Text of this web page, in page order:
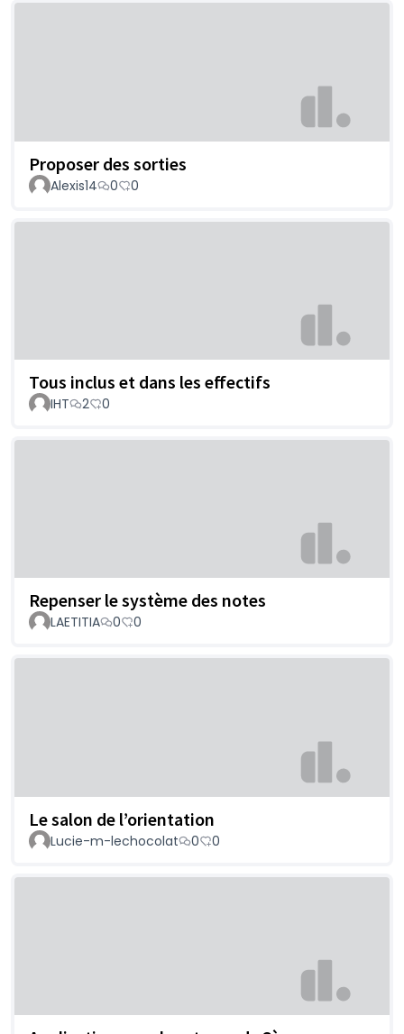
Proposer des sorties
Alexis14 0 0
Tous inclus et dans les effectifs
IHT 2 0
Repenser le système des notes
LAETITIA 0 0
Le salon de l’orientation
Lucie-m-lechocolat 0 0